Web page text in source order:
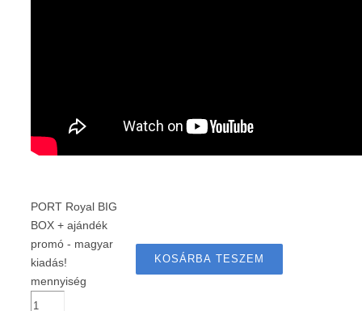
PORT Royal BIG
BOX + ajándék
promó - magyar
kiadás!
mennyiség
KOSÁRBA TESZEM